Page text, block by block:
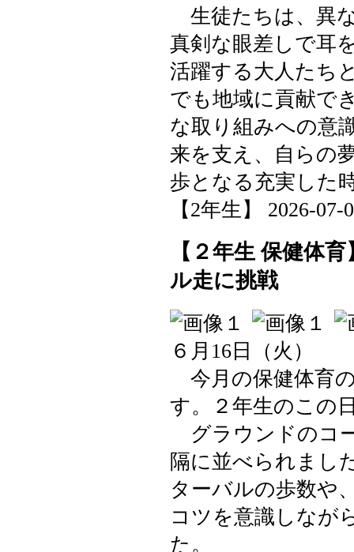
生徒たちは、異
真剣な眼差しで耳
活躍する大人たち
でも地域に貢献で
な取り組みへの意
来を支え、自らの
歩となる充実した
【2年生】 2026-07-
【２年生 保健体
ル走に挑戦
６月16日（火）
今月の保健体育
す。２年生のこの
グラウンドのコ
隔に並べられまし
ターバルの歩数や
コツを意識しなが
た。